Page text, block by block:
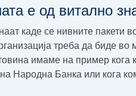
е од витално
каде се нивните пакети
треба да биде во
имаме на пример кога
Народна Банка или кога